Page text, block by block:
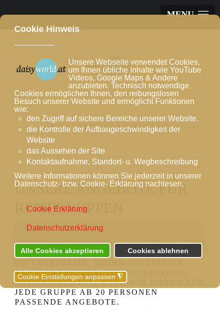
Cookie Hinweis
Unsere Webseite verwendet Cookies,
um Ihnen übliche Inhalte wie YouTube
Videos, Google Maps & Andere
anzubieten. Technisch notwendige
Cookies ermöglichen Ihnen, den reibungslosen
Besuch unserer Website und ermöglicht Funktionen
wie:
den Zugriff auf sichere Bereiche unserer Website.
die Kontrolle der Aufbaugeschwindigkeit der
Website
das Aussehen der Site
Kontaktaufnahme, Standort- u. Wegbeschreibung
Weitere Informationen können Sie jederzeit in unserer
Datenschutz- bzw. Cookie- Erklärung nachlesen.
Cookie Einstellungen anpassen ◮
Cookie Erklärung
Datenschutzerklärung
Alle Cookies akzeptieren Cookies ablehnen
MENU
KONZEPTE FÜR GRUPPEN
UNSERE ANGEBOTE FÜR
REISEGRUPPEN
KLASSENTREFFEN, FIRMENAUSFLUG,
BÄUERINNENTAG, ETC., WIR HABEN FÜR
JEDE GRUPPE AB 20 PERSONEN
PASSENDE ANGEBOTE.